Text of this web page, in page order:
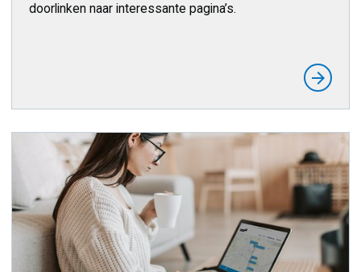
doorlinken naar interessante pagina’s.
arrow_forward